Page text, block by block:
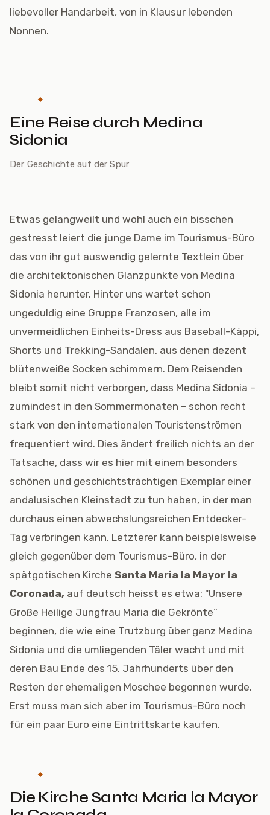
liebevoller Handarbeit, von in Klausur lebenden
Nonnen.
Eine Reise durch Medina
Sidonia
Der Geschichte auf der Spur
Etwas gelangweilt und wohl auch ein bisschen
gestresst leiert die junge Dame im Tourismus-Büro
das von ihr gut auswendig gelernte Textlein über
die architektonischen Glanzpunkte von Medina
Sidonia herunter. Hinter uns wartet schon
ungeduldig eine Gruppe Franzosen, alle im
unvermeidlichen Einheits-Dress aus Baseball-Käppi,
Shorts und Trekking-Sandalen, aus denen dezent
blütenweiße Socken schimmern. Dem Reisenden
bleibt somit nicht verborgen, dass Medina Sidonia –
zumindest in den Sommermonaten – schon recht
stark von den internationalen Touristenströmen
frequentiert wird. Dies ändert freilich nichts an der
Tatsache, dass wir es hier mit einem besonders
schönen und geschichtsträchtigen Exemplar einer
andalusischen Kleinstadt zu tun haben, in der man
durchaus einen abwechslungsreichen Entdecker-
Tag verbringen kann. Letzterer kann beispielsweise
gleich gegenüber dem Tourismus-Büro, in der
spätgotischen Kirche Santa Maria la Mayor la
Coronada, auf deutsch heisst es etwa: "Unsere
Große Heilige Jungfrau Maria die Gekrönte“
beginnen, die wie eine Trutzburg über ganz Medina
Sidonia und die umliegenden Täler wacht und mit
deren Bau Ende des 15. Jahrhunderts über den
Resten der ehemaligen Moschee begonnen wurde.
Erst muss man sich aber im Tourismus-Büro noch
für ein paar Euro eine Eintrittskarte kaufen.
Die Kirche Santa Maria la Mayor